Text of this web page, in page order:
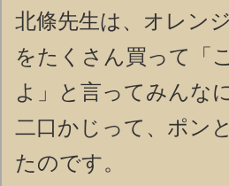
北條先生は、オレン
をたくさん買って「
よ」と言ってみんな
二口かじって、ポン
たのです。